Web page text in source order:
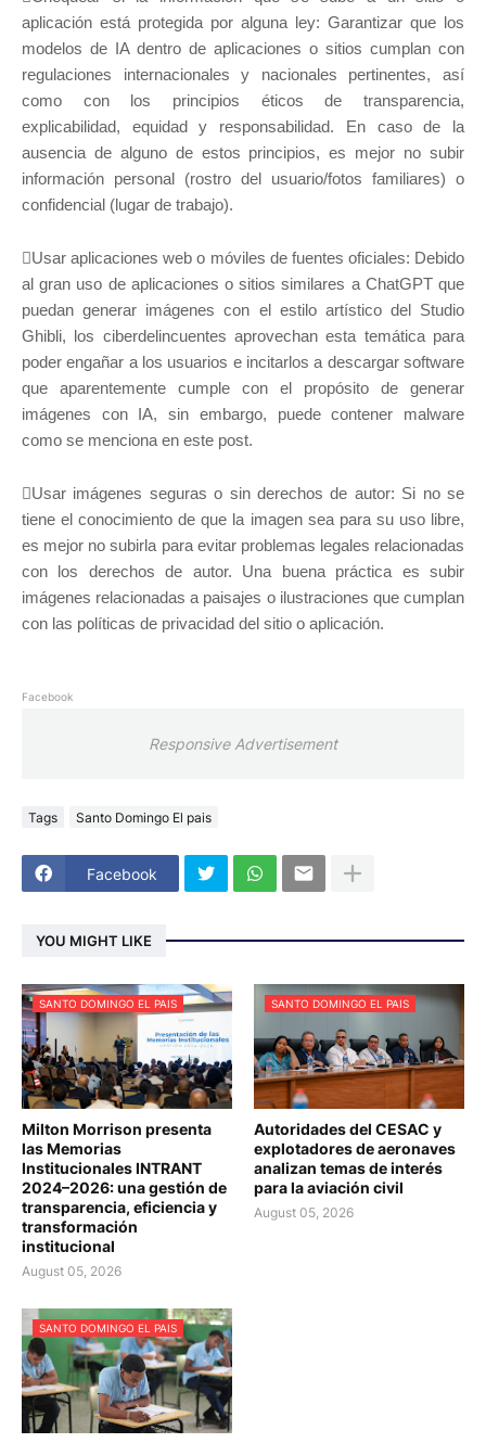
aplicación está protegida por alguna ley: Garantizar que los
modelos de IA dentro de aplicaciones o sitios cumplan con
regulaciones internacionales y nacionales pertinentes, así
como con los principios éticos de transparencia,
explicabilidad, equidad y responsabilidad. En caso de la
ausencia de alguno de estos principios, es mejor no subir
información personal (rostro del usuario/fotos familiares) o
confidencial (lugar de trabajo).
Usar aplicaciones web o móviles de fuentes oficiales: Debido
al gran uso de aplicaciones o sitios similares a ChatGPT que
puedan generar imágenes con el estilo artístico del Studio
Ghibli, los ciberdelincuentes aprovechan esta temática para
poder engañar a los usuarios e incitarlos a descargar software
que aparentemente cumple con el propósito de generar
imágenes con IA, sin embargo, puede contener malware
como se menciona en este post.
Usar imágenes seguras o sin derechos de autor: Si no se
tiene el conocimiento de que la imagen sea para su uso libre,
es mejor no subirla para evitar problemas legales relacionadas
con los derechos de autor. Una buena práctica es subir
imágenes relacionadas a paisajes o ilustraciones que cumplan
con las políticas de privacidad del sitio o aplicación.
Facebook
Responsive Advertisement
Tags Santo Domingo El pais
Facebook
YOU MIGHT LIKE
SANTO DOMINGO EL PAIS
Milton Morrison presenta
las Memorias
Institucionales INTRANT
2024–2026: una gestión de
transparencia, eficiencia y
transformación
institucional
August 05, 2026
SANTO DOMINGO EL PAIS
Autoridades del CESAC y
explotadores de aeronaves
analizan temas de interés
para la aviación civil
August 05, 2026
SANTO DOMINGO EL PAIS